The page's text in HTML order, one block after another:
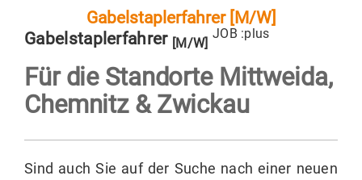
Gabelstaplerfahrer [M/W]
Gabelstaplerfahrer [M/W]
JOB :plus
Für die Standorte Mittweida,
Chemnitz & Zwickau
Sind auch Sie auf der Suche nach einer neuen